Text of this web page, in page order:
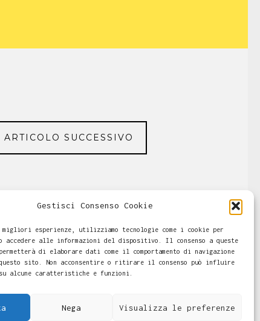
Gestisci Consenso Cookie
esperienze, utilizziamo tecnologie come i cookie per
o accedere alle informazioni del dispositivo. Il consenso a queste
di elaborare dati come il comportamento di navigazione
sito. Non acconsentire o ritirare il consenso può influire
su alcune caratteristiche e funzioni.
Nega Visualizza le preferenze
ARTICOLO SUCCESSIVO
Copyright © 2026